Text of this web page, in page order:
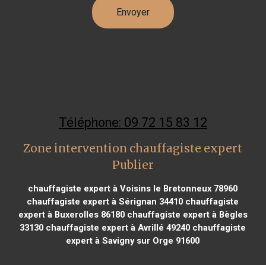
Téléphone: 09 72 15 83 12
Zone intervention chauffagiste expert
Publier
chauffagiste expert à Voisins le Bretonneux 78960
chauffagiste expert à Sérignan 34410 chauffagiste
expert à Buxerolles 86180chauffagiste expert à Bègles
33130 chauffagiste expert à Avrillé 49240 chauffagiste
expert à Savigny sur Orge 91600